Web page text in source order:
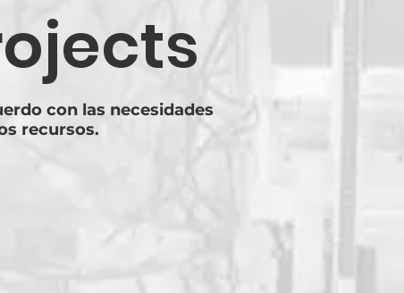
con las necesidades
recursos.